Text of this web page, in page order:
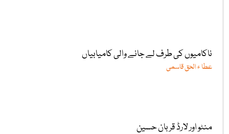
ناکامیوں کی طرف لے جانے والی کامیابیاں
عطا ء الحق قاسمی
منٹو اور لارڈ قربان حسین